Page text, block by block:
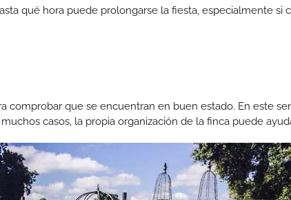
qué hora puede prolongarse la fiesta, especialmente si
comprobar que se encuentran en buen estado. En este
casos, la propia organización de la finca puede